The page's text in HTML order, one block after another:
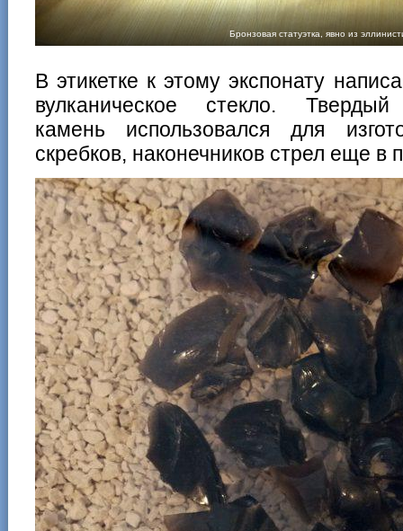
Бронзовая статуэтка, явно из
В этикетке к этому экспонату
вулканическое стекло.
камень использовался для
скребков, наконечников стрел еще в